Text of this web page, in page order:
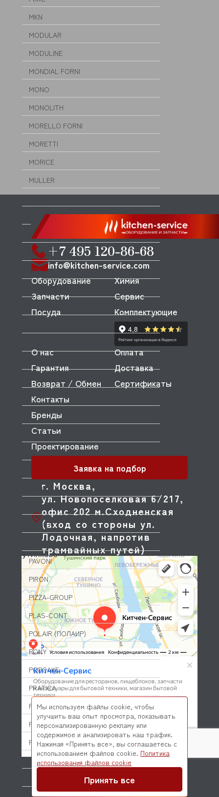
MKN
MODULAR
MODULINE
MONDIAL FORNI
MONO
MONOLITH
MORELLO FORNI
MORETTI
MORICE
MULLER
MVQ
NEMOX
NOPEIN
NTF
NUOVA SIMONELLI
ODE
OLYMPIA
OMNIWASH
ORVED
OZTIRYAKILER
P.L. Proff Cuisine
PACOJET
PANERO
PARKER
PASQUINI
PAVONI
PIRON
PIZZA-GROUP
PLAS-CONT
POLAIR (ПОЛАИР)
PONY
POPCAKE
PRATICA
PRIMAX
PRIMUS
PRISMAFOOD
PROBAR
+7 495 120-86-68
info@kitchen-service.com
г. Москва,
ул. Новопоселковая 6/217,
офис 202 м.Сходненская
(вход со стороны ул.
Лодочная, напротив
трамвайных путей)
Оборудование
Запчасти
Посуда
Химия
Сервис
Комплектующие
О нас
Оплата
Гарантия
Доставка
Возврат / Обмен
Сертификаты
Контакты
Бренды
Статьи
Проектирование
Заявка на подбор
© 2026 Kitchen-Service.com Интернет-магазин запчастей
и оборудования профессиональной кухни
Мы используем файлы cookie, чтобы
улучшить ваш опыт просмотра, показывать
персонализированную рекламу или
содержимое и анализировать наш трафик.
Нажимая «Принять все», вы соглашаетесь с
использованием файлов cookie. Политика
использования файлов cookie
Принять все